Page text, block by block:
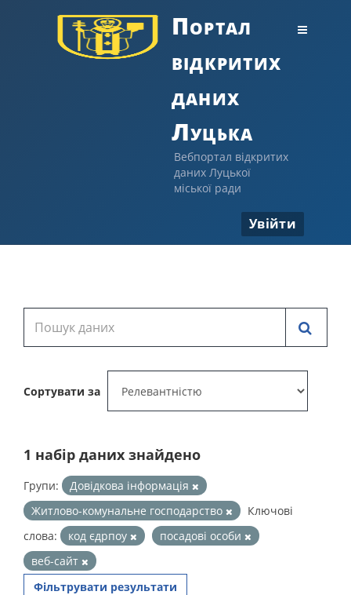
Портал
відкритих
даних
Луцька
Вебпортал відкритих
даних Луцької
міської ради
Увійти
Сортувати за
1 набір даних знайдено
Групи:
Довідкова інформація
Житлово-комунальне господарство
Ключові
слова:
код єдрпоу
посадові особи
веб-сайт
Фільтрувати результати